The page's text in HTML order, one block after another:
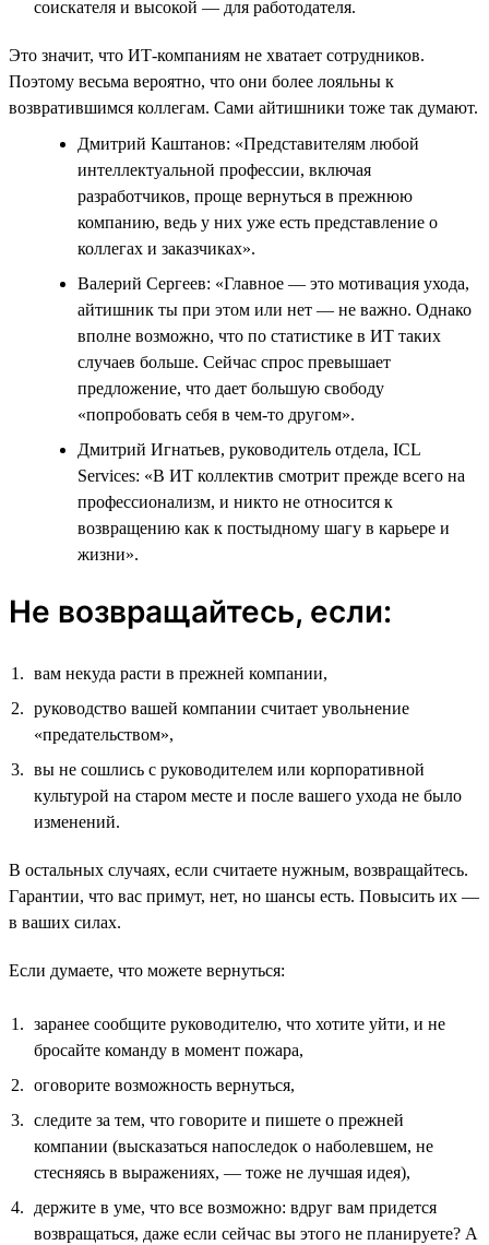
соискателя и высокой — для работодателя.
Это значит, что ИТ-компаниям не хватает сотрудников.
Поэтому весьма вероятно, что они более лояльны к
возвратившимся коллегам. Сами айтишники тоже так думают.
Дмитрий Каштанов: «Представителям любой
интеллектуальной профессии, включая
разработчиков, проще вернуться в прежнюю
компанию, ведь у них уже есть представление о
коллегах и заказчиках».
Валерий Сергеев: «Главное — это мотивация ухода,
айтишник ты при этом или нет — не важно. Однако
вполне возможно, что по статистике в ИТ таких
случаев больше. Сейчас спрос превышает
предложение, что дает большую свободу
«попробовать себя в чем-то другом».
Дмитрий Игнатьев, руководитель отдела, ICL
Services: «В ИТ коллектив смотрит прежде всего на
профессионализм, и никто не относится к
возвращению как к постыдному шагу в карьере и
жизни».
Не возвращайтесь, если:
вам некуда расти в прежней компании,
руководство вашей компании считает увольнение
«предательством»,
вы не сошлись с руководителем или корпоративной
культурой на старом месте и после вашего ухода не было
изменений.
В остальных случаях, если считаете нужным, возвращайтесь.
Гарантии, что вас примут, нет, но шансы есть. Повысить их —
в ваших силах.
Если думаете, что можете вернуться:
заранее сообщите руководителю, что хотите уйти, и не
бросайте команду в момент пожара,
оговорите возможность вернуться,
следите за тем, что говорите и пишете о прежней
компании (высказаться напоследок о наболевшем, не
стесняясь в выражениях, — тоже не лучшая идея),
держите в уме, что все возможно: вдруг вам придется
возвращаться, даже если сейчас вы этого не планируете? А